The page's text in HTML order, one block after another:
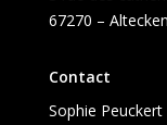
67270 –
Contact
Sophie Peuckert